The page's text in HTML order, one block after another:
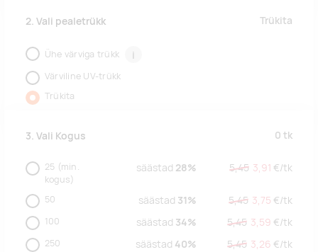
2. Vali pealetrükk Trükita
Ühe värviga trükk i
Värviline UV-trükk
Trükita
3. Vali Kogus 0 tk
25 (min.
kogus)
säästad 28% 5,45 3,91 €/tk
50 säästad 31% 5,45 3,75 €/tk
100 säästad 34% 5,45 3,59 €/tk
250 säästad 40% 5,45 3,26 €/tk